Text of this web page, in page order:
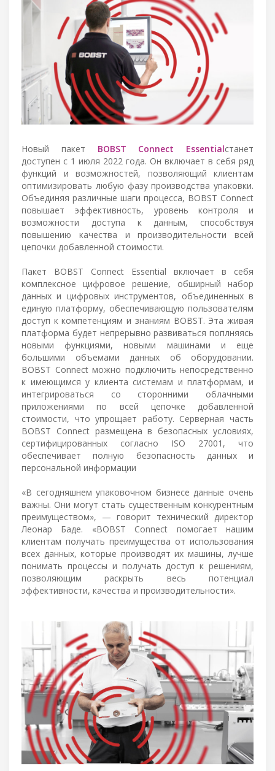
Новый пакет BOBST Connect Essentialстанет
доступен с 1 июля 2022 года. Он включает в себя ряд
функций и возможностей, позволяющий клиентам
оптимизировать любую фазу производства упаковки.
Объединяя различные шаги процесса, BOBST Connect
повышает эффективность, уровень контроля и
возможности доступа к данным, способствуя
повышению качества и производительности всей
цепочки добавленной стоимости.
Пакет BOBST Connect Essential включает в себя
комплексное цифровое решение, обширный набор
данных и цифровых инструментов, объединенных в
единую платформу, обеспечивающую пользователям
доступ к компетенциям и знаниям BOBST. Эта живая
платформа будет непрерывно развиваться поплняясь
новыми функциями, новыми машинами и еще
большими объемами данных об оборудовании.
BOBST Connect можно подключить непосредственно
к имеющимся у клиента системам и платформам, и
интегрироваться со сторонними облачными
приложениями по всей цепочке добавленной
стоимости, что упрощает работу. Серверная часть
BOBST Connect размещена в безопасных условиях,
сертифицированных согласно ISO 27001, что
обеспечивает полную безопасность данных и
персональной информации
«В сегодняшнем упаковочном бизнесе данные очень
важны. Они могут стать существенным конкурентным
преимуществом», — говорит технический директор
Леонар Баде. «BOBST Connect помогает нашим
клиентам получать преимущества от использования
всех данных, которые производят их машины, лучше
понимать процессы и получать доступ к решениям,
позволяющим раскрыть весь потенциал
эффективности, качества и производительности».